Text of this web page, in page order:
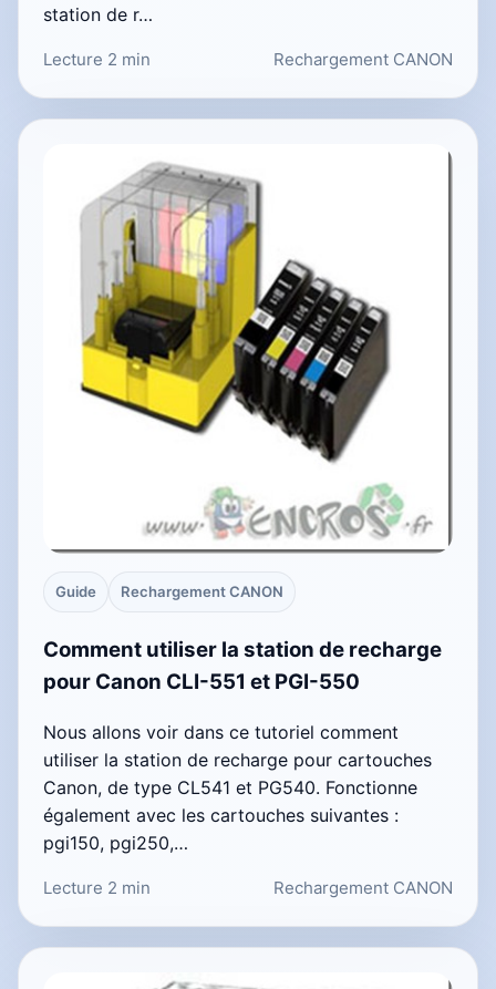
station de r…
Lecture 2 min Rechargement CANON
Guide Rechargement CANON
Comment utiliser la station de recharge
pour Canon CLI-551 et PGI-550
Nous allons voir dans ce tutoriel comment
utiliser la station de recharge pour cartouches
Canon, de type CL541 et PG540. Fonctionne
également avec les cartouches suivantes :
pgi150, pgi250,…
Lecture 2 min Rechargement CANON